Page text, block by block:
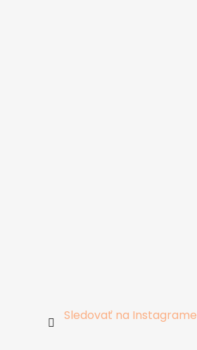
Sledovať na Instagrame